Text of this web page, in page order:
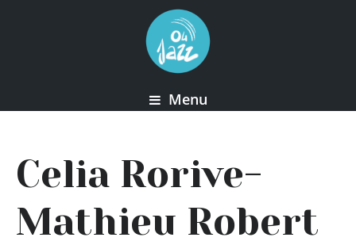
Menu
Celia Rorive-
Mathieu Robert